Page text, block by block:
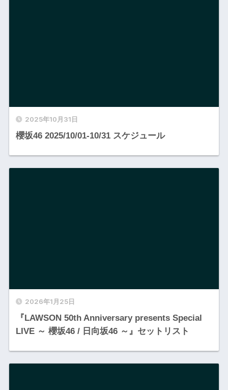
2025年10月31日
櫻坂46 2025/10/01-10/31 スケジュール
2026年1月25日
『LAWSON 50th Anniversary presents Special
LIVE ～ 櫻坂46 / 日向坂46 ～』セットリスト